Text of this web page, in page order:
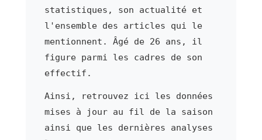
statistiques, son actualité et
l'ensemble des articles qui le
mentionnent. Âgé de 26 ans, il
figure parmi les cadres de son
effectif.
Ainsi, retrouvez ici les données
mises à jour au fil de la saison
ainsi que les dernières analyses